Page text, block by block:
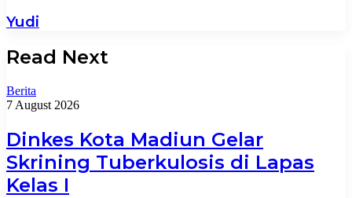
Yudi
Read Next
Berita
7 August 2026
Dinkes Kota Madiun Gelar
Skrining Tuberkulosis di Lapas
Kelas I